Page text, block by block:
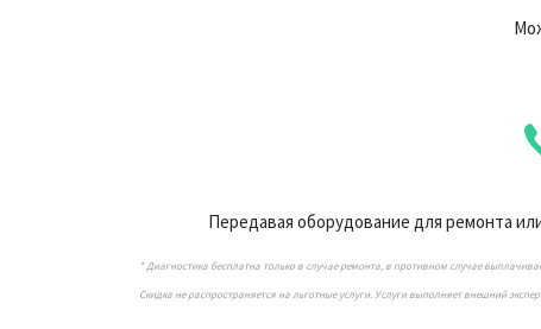
Передавая оборудование для ремонта
* Диагностика бесплатна только в случае ремонта, в противном случае
Скидка не распространяется на льготные услуги. Услуги выполняет внешний